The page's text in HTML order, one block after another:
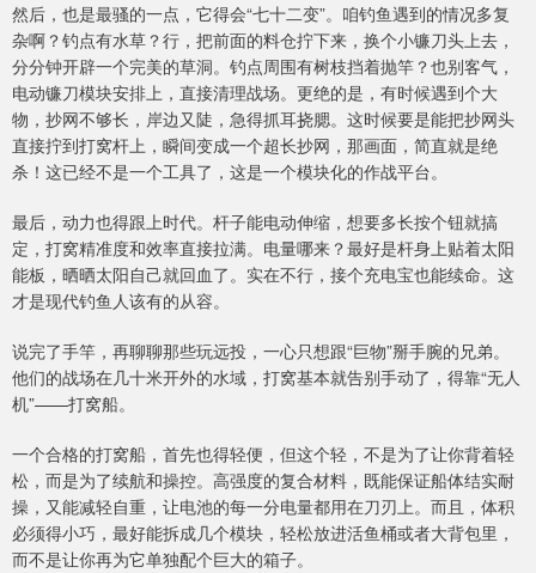
然后，也是最骚的一点，它得会“七十二变”。咱钓鱼遇到的情况多复
杂啊？钓点有水草？行，把前面的料仓拧下来，换个小镰刀头上去，
分分钟开辟一个完美的草洞。钓点周围有树枝挡着抛竿？也别客气，
电动镰刀模块安排上，直接清理战场。更绝的是，有时候遇到个大
物，抄网不够长，岸边又陡，急得抓耳挠腮。这时候要是能把抄网头
直接拧到打窝杆上，瞬间变成一个超长抄网，那画面，简直就是绝
杀！这已经不是一个工具了，这是一个模块化的作战平台。
最后，动力也得跟上时代。杆子能电动伸缩，想要多长按个钮就搞
定，打窝精准度和效率直接拉满。电量哪来？最好是杆身上贴着太阳
能板，晒晒太阳自己就回血了。实在不行，接个充电宝也能续命。这
才是现代钓鱼人该有的从容。
说完了手竿，再聊聊那些玩远投，一心只想跟“巨物”掰手腕的兄弟。
他们的战场在几十米开外的水域，打窝基本就告别手动了，得靠“无人
机”——打窝船。
一个合格的打窝船，首先也得轻便，但这个轻，不是为了让你背着轻
松，而是为了续航和操控。高强度的复合材料，既能保证船体结实耐
操，又能减轻自重，让电池的每一分电量都用在刀刃上。而且，体积
必须得小巧，最好能拆成几个模块，轻松放进活鱼桶或者大背包里，
而不是让你再为它单独配个巨大的箱子。